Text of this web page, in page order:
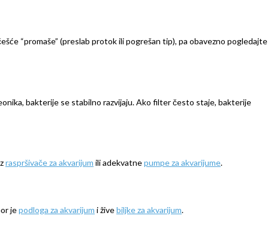
“promaše” (preslab protok ili pogrešan tip), pa obavezno pogledajte
bakterije se stabilno razvijaju. Ako filter često staje, bakterije
raspršivače za akvarijum ili adekvatnepumpe za akvarijume.
jepodloga za akvarijum i živebiljke za akvarijum.